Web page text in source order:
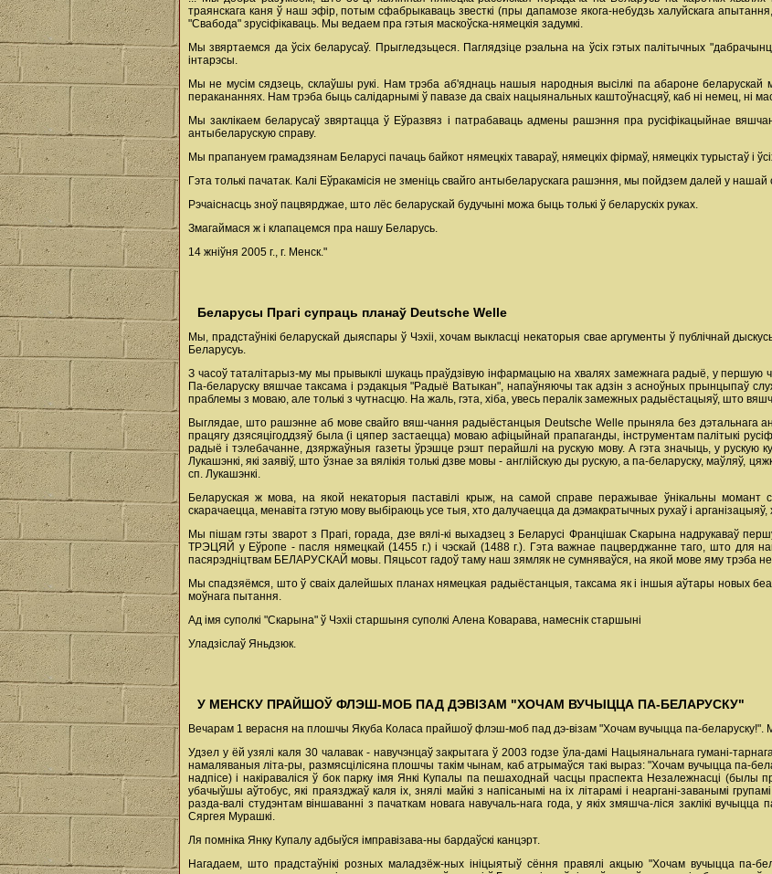
траянскага каня ў наш эфір, потым сфабрыкаваць звесткі (пры дапамозе якога-небудзь халуйскага
"Свабода" зрусіфікаваць. Мы ведаем пра гэтыя маскоўска-нямецкія задумкі.
Мы звяртаемся да ўсіх беларусаў. Прыгледзьцеся. Паглядзіце рэальна на ўсіх гэтых палітычных
інтарэсы.
Мы не мусім сядзець, склаўшы рукі. Нам трэба аб'яднаць нашыя народныя высілкі па абароне беларускай
перакананнях. Нам трэба быць салідарнымі ў павазе да сваіх нацыянальных каштоўнасцяў, каб ні немец, ні
Мы заклікаем беларусаў звяртацца ў Еўразвяз і патрабаваць адмены рашэння пра русіфікацыйнае
антыбеларускую справу.
Мы прапануем грамадзянам Беларусі пачаць байкот нямецкіх тавараў, нямецкіх фірмаў, нямецкіх турыстаў і
Гэта толькі пачатак. Калі Еўракамісія не зменіць свайго антыбеларускага рашэння, мы пойдзем далей у
Рэчаіснасць зноў пацвярджае, што лёс беларускай будучыні можа быць толькі ў беларускіх руках.
Змагаймася ж і клапацемся пра нашу Беларусь.
14 жніўня 2005 г., г. Менск."
Беларусы Прагі супраць планаў Deutsche Welle
Мы, прадстаўнікі беларускай дыяспары ў Чэхіі, хочам выкласці некаторыя свае аргументы ў публічнай
Беларусуь.
З часоў таталітарыз-му мы прывыклі шукаць праўдзівую інфармацыю на хвалях замежнага радыё, у
Па-беларуску вяшчае таксама і рэдакцыя "Радыё Ватыкан", напаўняючы так адзін з асноўных прынцыпаў
праблемы з моваю, але толькі з чутнасцю. На жаль, гэта, хіба, увесь пералік замежных радыёстацыяў, што
Выглядае, што рашэнне аб мове свайго вяш-чання радыёстанцыя Deutsche Welle прыняла без дэтальнага
працягу дзясяцігоддзяў была (і цяпер застаецца) моваю афіцыйнай прапаганды, інструментам палітыкі
радыё і тэлебачанне, дзяржаўныя газеты ўрэшце рэшт перайшлі на рускую мову. А гэта значыць, у рускую
Лукашэнкі, які заявіў, што ўзнае за вялікія толькі дзве мовы - англійскую ды рускую, а па-беларуску,
сп. Лукашэнкі.
Беларуская ж мова, на якой некаторыя паставілі крыж, на самой справе перажывае ўнікальны момант
скарачаецца, менавіта гэтую мову выбіраюць усе тыя, хто далучаецца да дэмакратычных рухаў і
Мы пішам гэты зварот з Прагі, горада, дзе вялі-кі выхадзец з Беларусі Францішак Скарына надрукаваў
ТРЭЦЯЙ у Еўропе - пасля нямецкай (1455 г.) і чэскай (1488 г.). Гэта важнае пацверджанне таго, што для
пасярэдніцтвам БЕЛАРУСКАЙ мовы. Пяцьсот гадоў таму наш зямляк не сумняваўся, на якой мове яму трэба
Мы спадзяёмся, што ў сваіх далейшых планах нямецкая радыёстанцыя, таксама як і іншыя аўтары новых
моўнага пытання.
Ад імя суполкі "Скарына" ў Чэхіі старшыня суполкі Алена Коварава, намеснік старшыні
Уладзіслаў Яньдзюк.
У МЕНСКУ ПРАЙШОЎ ФЛЭШ-МОБ ПАД ДЭВІЗАМ "ХОЧАМ ВУЧЫЦЦА ПА-БЕЛАРУСКУ"
Вечарам 1 верасня на плошчы Якуба Коласа прайшоў флэш-моб пад дэ-візам "Хочам вучыцца па-беларуску!".
Удзел у ёй узялі каля 30 чалавак - навучэнцаў закрытага ў 2003 годзе ўла-дамі Нацыянальнага гумані-
намаляваныя літа-ры, размясцілісяна плошчы такім чынам, каб атрымаўся такі выраз: "Хочам вучыцца па-
надпісе) і накіраваліся ў бок парку імя Янкі Купалы па пешаходнай часцы праспекта Незалежнасці
убачыўшы аўтобус, які праязджаў каля іх, знялі майкі з напісанымі на іх літарамі і неаргані-заванымі
разда-валі студэнтам віншаванні з пачаткам новага навучаль-нага года, у якіх змяшча-ліся заклікі
Сяргея Мурашкі.
Ля помніка Янку Купалу адбыўся імправізава-ны бардаўскі канцэрт.
Нагадаем, што прадстаўнікі розных маладзёж-ных ініцыятыў сёння правялі акцыю "Хочам вучыцца па-